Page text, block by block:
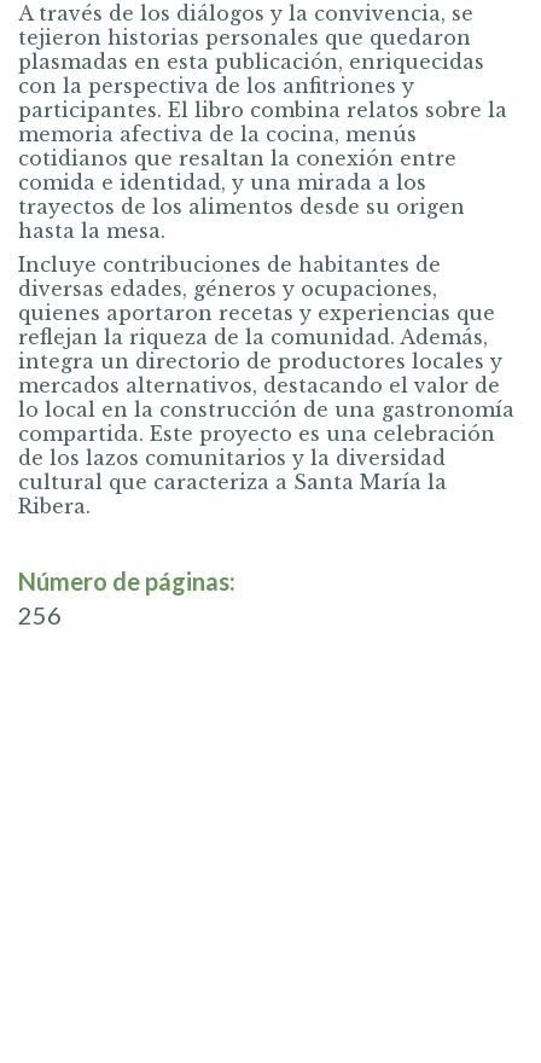
A través de los diálogos y la convivencia, se
tejieron historias personales que quedaron
plasmadas en esta publicación, enriquecidas
con la perspectiva de los anfitriones y
participantes. El libro combina relatos sobre la
memoria afectiva de la cocina, menús
cotidianos que resaltan la conexión entre
comida e identidad, y una mirada a los
trayectos de los alimentos desde su origen
hasta la mesa.
Incluye contribuciones de habitantes de
diversas edades, géneros y ocupaciones,
quienes aportaron recetas y experiencias que
reflejan la riqueza de la comunidad. Además,
integra un directorio de productores locales y
mercados alternativos, destacando el valor de
lo local en la construcción de una gastronomía
compartida. Este proyecto es una celebración
de los lazos comunitarios y la diversidad
cultural que caracteriza a Santa María la
Ribera.
Número de páginas:
256